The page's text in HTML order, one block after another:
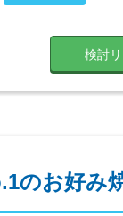
検討
のお好み